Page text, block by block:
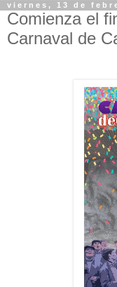
viernes, 13 de
Comienza el
Carnaval de